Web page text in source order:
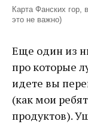
Карта Фанских гор,
это не важно)
Еще один из
про которые
идете вы
(как мои
продуктов).